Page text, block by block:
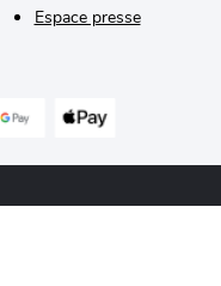
Espace presse